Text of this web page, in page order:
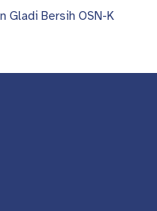
Gladi Bersih OSN-K